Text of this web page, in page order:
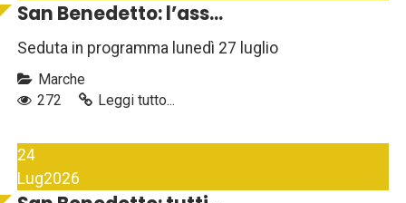
San Benedetto: l’ass...
Seduta in programma lunedì 27 luglio
Marche
272
Leggi tutto...
24
Lug2026